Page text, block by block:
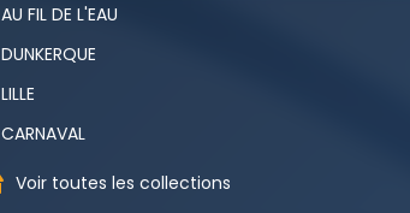
AU FIL DE L'EAU
DUNKERQUE
LILLE
CARNAVAL
Voir toutes les collections